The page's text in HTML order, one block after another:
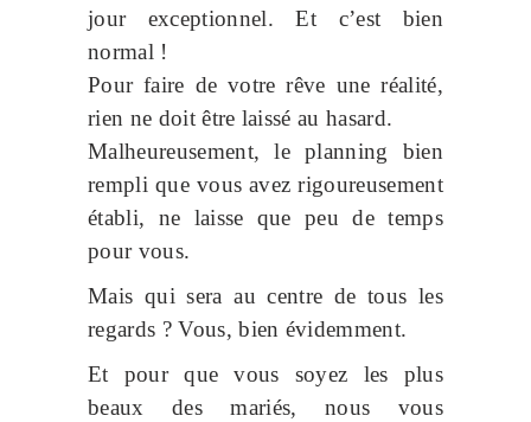
jour exceptionnel. Et c’est bien
normal !
Pour faire de votre rêve une réalité,
rien ne doit être laissé au hasard.
Malheureusement, le planning bien
rempli que vous avez rigoureusement
établi, ne laisse que peu de temps
pour vous.
Mais qui sera au centre de tous les
regards ? Vous, bien évidemment.
Et pour que vous soyez les plus
beaux des mariés, nous vous